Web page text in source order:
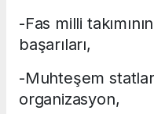
-Fas milli
başarıları,
-Muhteşem
organizasyon,